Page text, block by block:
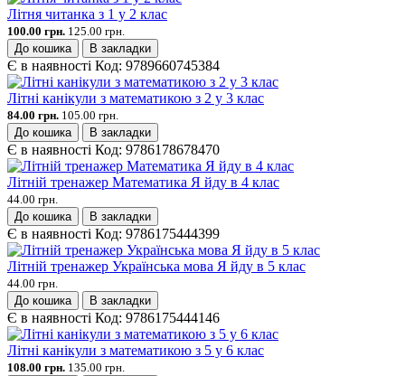
Літня читанка з 1 у 2 клас
100.00 грн. 125.00 грн.
До кошика
В закладки
Є в наявності Код: 9789660745384
Літні канікули з математикою з 2 у 3 клас
84.00 грн. 105.00 грн.
До кошика
В закладки
Є в наявності Код: 9786178678470
Літній тренажер Математика Я йду в 4 клас
44.00 грн.
До кошика
В закладки
Є в наявності Код: 9786175444399
Літній тренажер Українська мова Я йду в 5 клас
44.00 грн.
До кошика
В закладки
Є в наявності Код: 9786175444146
Літні канікули з математикою з 5 у 6 клас
108.00 грн. 135.00 грн.